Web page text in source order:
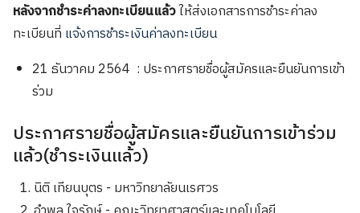
Search
for:
หลังจากชำระค่าลงทะเบียนแล้วให้ส่งเอกสารการชำระค่าลง
ทะเบียนที่ แจ้งการชำระเงินค่าลงทะเบียน
21 ธันวาคม 2564 : ประกาศรายชื่อผู้สมัครและยืนยันการเข้า
ร่วม
ประกาศรายชื่อผู้สมัครและยืนยันการเข้าร่วม
แล้ว(ชำระเงินแล้ว)
นิติ เทียนบุตร - มหาวิทยาลัยนเรศวร